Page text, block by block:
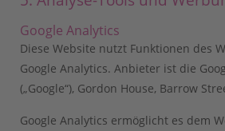
Google Analytics
Diese Website nutzt Funktionen des
Google Analytics. Anbieter ist die
(„Google“), Gordon House, Barrow
Google Analytics ermöglicht es dem